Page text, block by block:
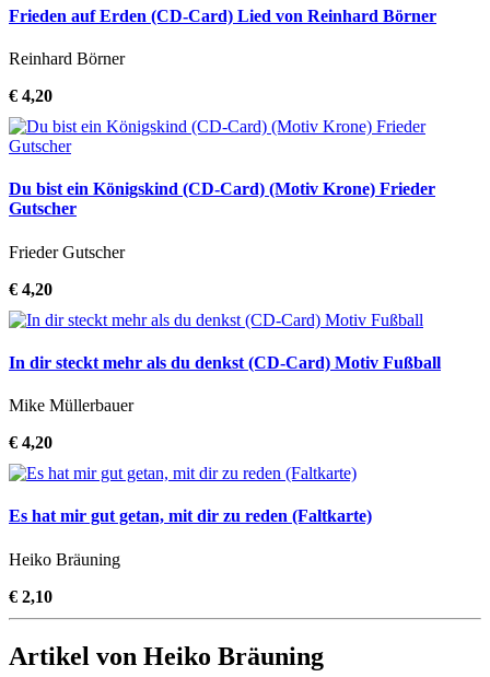
Frieden auf Erden (CD-Card) Lied von Reinhard Börner
Reinhard Börner
€ 4,20
Du bist ein Königskind (CD-Card) (Motiv Krone) Frieder
Gutscher
Frieder Gutscher
€ 4,20
In dir steckt mehr als du denkst (CD-Card) Motiv Fußball
Mike Müllerbauer
€ 4,20
Es hat mir gut getan, mit dir zu reden (Faltkarte)
Heiko Bräuning
€ 2,10
Artikel von Heiko Bräuning